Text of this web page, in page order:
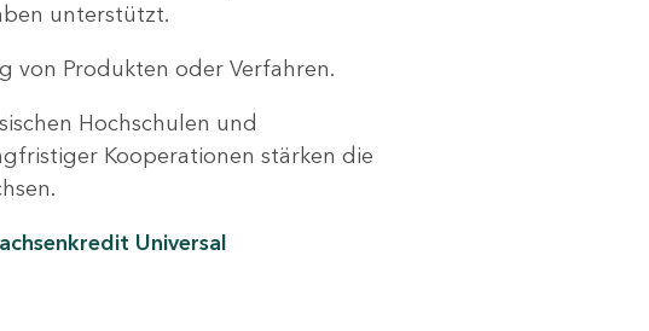
unterstützt.
von Produkten oder Verfahren.
Hochschulen und
Kooperationen stärken die
Universal